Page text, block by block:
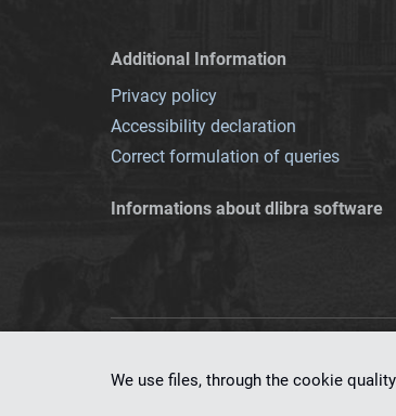
Additional Information
Privacy policy
Accessibility declaration
Correct formulation of queries
Informations about dlibra software
We use files, through the cookie